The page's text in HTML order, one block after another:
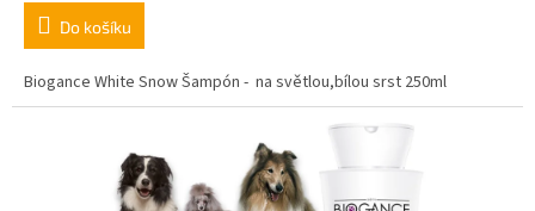
Do košíku
Biogance White Snow Šampón - na světlou,bílou srst 250ml